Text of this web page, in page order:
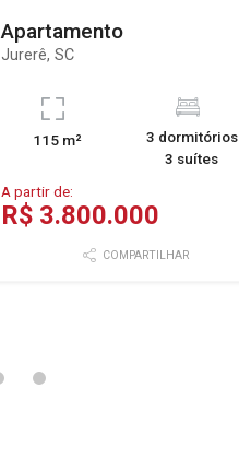
Apartamento
Jurerê, SC
115 m²
3 dormitórios
3 suítes
A partir de:
R$ 3.800.000
COMPARTILHAR